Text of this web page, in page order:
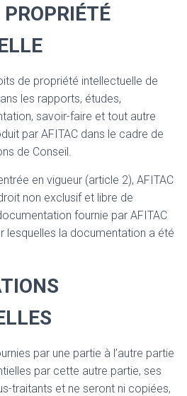
de propriété intellectuelle de
les rapports, études,
savoir-faire et tout autre
par AFITAC dans le cadre de
de Conseil.
en vigueur (article 2), AFITAC
non exclusif et libre de
fournie par AFITAC
lesquelles la documentation a été
par une partie à l’autre partie
par cette autre partie, ses
traitants et ne seront ni copiées,